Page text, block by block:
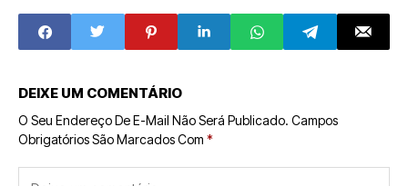
Jogo do Abate
Especialista
DEIXE UM COMENTÁRIO
O Seu Endereço De E-Mail Não Será Publicado. Campos
Obrigatórios São Marcados Com *